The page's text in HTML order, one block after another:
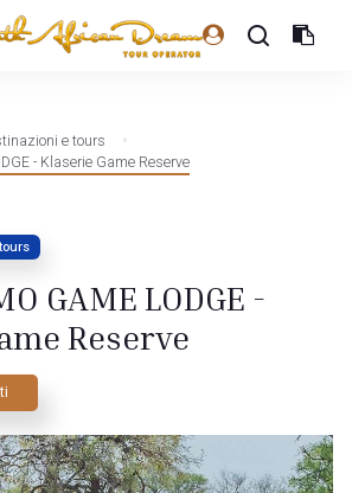
e tours
- Klaserie Game Reserve
GAME LODGE -
Reserve